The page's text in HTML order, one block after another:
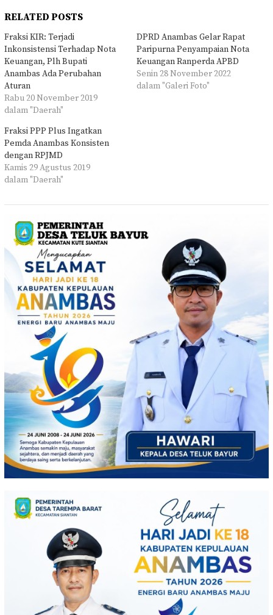
RELATED POSTS
Fraksi KIR: Terjadi
Inkonsistensi Terhadap Nota
Keuangan, Plh Bupati
Anambas Ada Perubahan
Aturan
Rabu 20 November 2019
dalam "Daerah"
DPRD Anambas Gelar Rapat
Paripurna Penyampaian Nota
Keuangan Ranperda APBD
Senin 28 November 2022
dalam "Galeri Foto"
Fraksi PPP Plus Ingatkan
Pemda Anambas Konsisten
dengan RPJMD
Kamis 29 Agustus 2019
dalam "Daerah"